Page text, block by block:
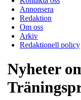
Annonsera
Redaktion
Om oss
Arkiv
Redaktionell policy
Nyheter